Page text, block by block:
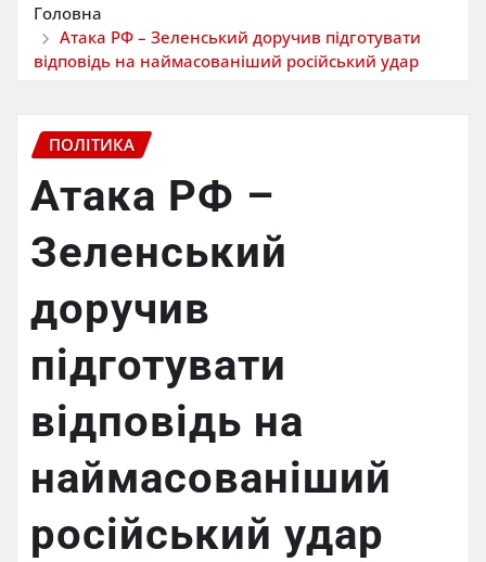
Головна
Атака РФ – Зеленський доручив підготувати
відповідь на наймасованіший російський удар
ПОЛІТИКА
Атака РФ –
Зеленський
доручив
підготувати
відповідь на
наймасованіший
російський удар